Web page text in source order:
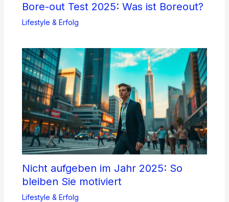
Bore-out Test 2025: Was ist Boreout?
Lifestyle & Erfolg
Nicht aufgeben im Jahr 2025: So
bleiben Sie motiviert
Lifestyle & Erfolg